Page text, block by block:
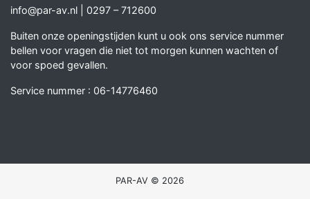
info@par-av.nl 0297 – 712600
Buiten onze openingstijden kunt u ook ons service nummer
bellen voor vragen die niet tot morgen kunnen wachten of
voor spoed gevallen.
Service nummer : 06-14776460
PAR-AV © 2026